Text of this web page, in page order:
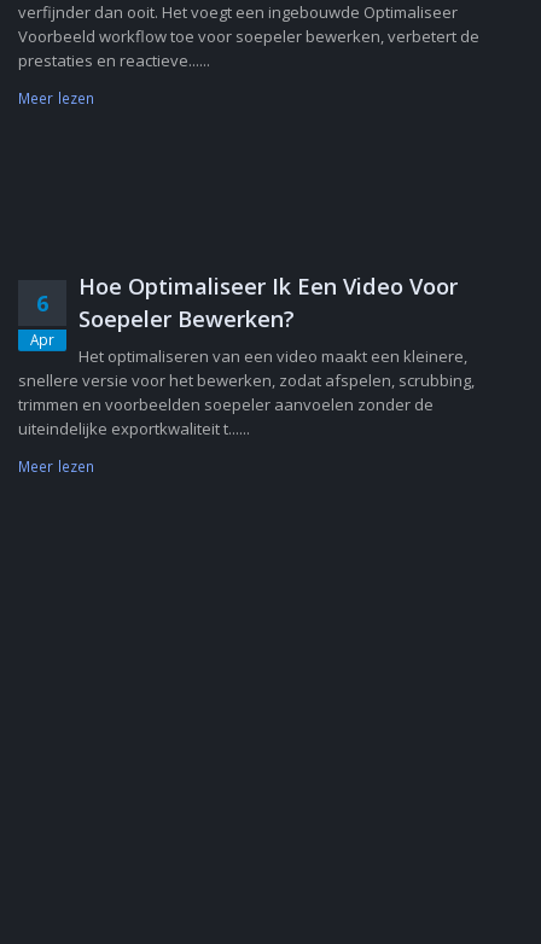
verfijnder dan ooit. Het voegt een ingebouwde Optimaliseer
Voorbeeld workflow toe voor soepeler bewerken, verbetert de
prestaties en reactieve......
Meer lezen
6
Apr
Hoe Optimaliseer Ik Een Video Voor
Soepeler Bewerken?
Het optimaliseren van een video maakt een kleinere,
snellere versie voor het bewerken, zodat afspelen, scrubbing,
trimmen en voorbeelden soepeler aanvoelen zonder de
uiteindelijke exportkwaliteit t......
Meer lezen